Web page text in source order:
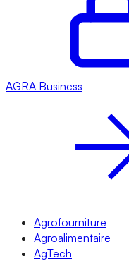
AGRA Business
Agrofourniture
Agroalimentaire
AgTech